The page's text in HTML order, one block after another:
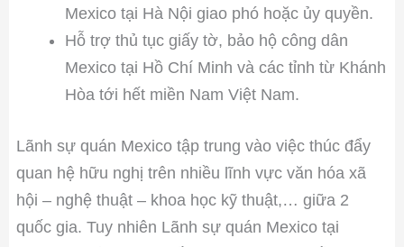
Mexico tại Hà Nội giao phó hoặc ủy quyền.
Hỗ trợ thủ tục giấy tờ, bảo hộ công dân
Mexico tại Hồ Chí Minh và các tỉnh từ Khánh
Hòa tới hết miền Nam Việt Nam.
Lãnh sự quán Mexico tập trung vào việc thúc đẩy
quan hệ hữu nghị trên nhiều lĩnh vực văn hóa xã
hội – nghệ thuật – khoa học kỹ thuật,… giữa 2
quốc gia. Tuy nhiên Lãnh sự quán Mexico tại